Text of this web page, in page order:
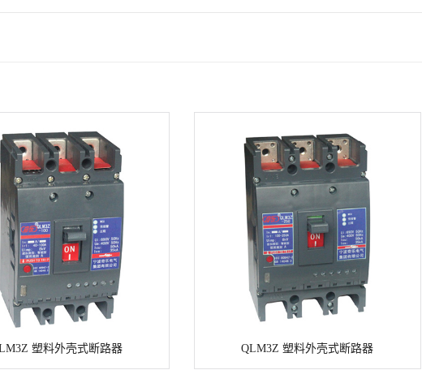
塑料外壳式断路器 QLM3Z 塑料外壳式断路器